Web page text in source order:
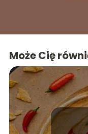
Może Cię